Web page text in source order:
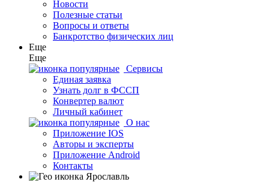
Новости
Полезные статьи
Вопросы и ответы
Банкротство физических лиц
Еще
Еще
Сервисы
Единая заявка
Узнать долг в ФССП
Конвертер валют
Личный кабинет
О нас
Приложение IOS
Авторы и эксперты
Приложение Android
Контакты
Ярославль